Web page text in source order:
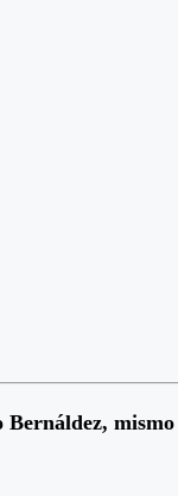
mismo